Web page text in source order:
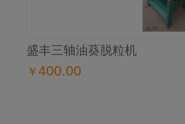
盛丰三轴油葵脱粒机
￥400.00